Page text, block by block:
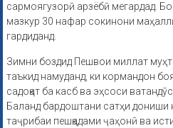
сармоягузорӣ арзёбӣ мегардад.
мазкур 30 нафар сокинони
гардиданд.
Зимни боздид Пешвои миллат
таъкид намуданд, ки кормандон
садоқат ба касб ва эҳсоси
Баланд бардоштани сатҳи дониши
таҷрибаи пешқадами ҷаҳонӣ ва